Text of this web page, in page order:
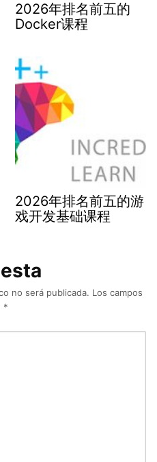
2026年排名前五的
Docker课程
2026年排名前五的游
戏开发基础课程
no será publicada. Los campos
*